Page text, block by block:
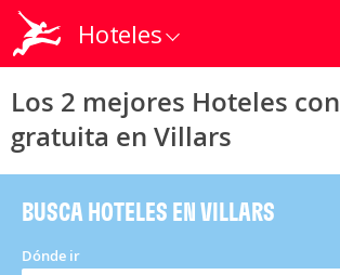
Hoteles
Los 2 mejores Hoteles
gratuita en Villars
BUSCA HOTELES EN VILLARS
Dónde ir